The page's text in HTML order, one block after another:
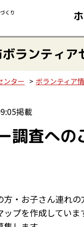
ランティア
ンター ボランティア
掲載
調査への
・お子さん連れ
プを作成してい